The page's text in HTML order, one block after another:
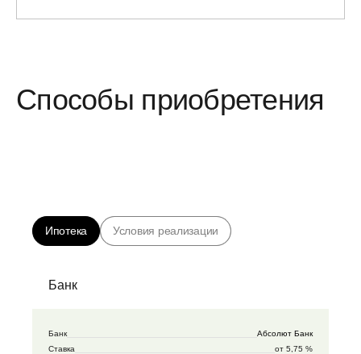
Способы приобретения
Ипотека Условия реализации
Банк
Банк
Абсолют Банк
Ставка
от 5,75 %